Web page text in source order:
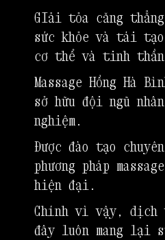
GIải tỏa căng
sức khỏe và tái tạo
cơ thể và tinh
Massage Hồng Hà
sở hữu đội ngũ
nghiệm.
Được đào tạo
phương pháp
hiện đại.
Chính vì vậy, dịch
đây luôn mang lại